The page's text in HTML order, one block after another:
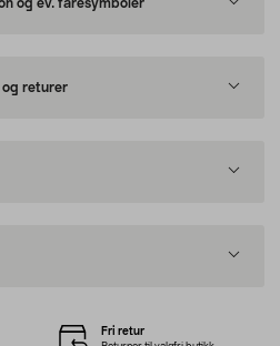
og ev. faresymboler
og returer
Fri retur